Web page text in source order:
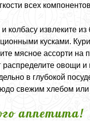
всех
колбасу извлеките из
кусками.
мясное ассорти на
распределите овощи и
в глубокой
свежим хлебом
аппетита!